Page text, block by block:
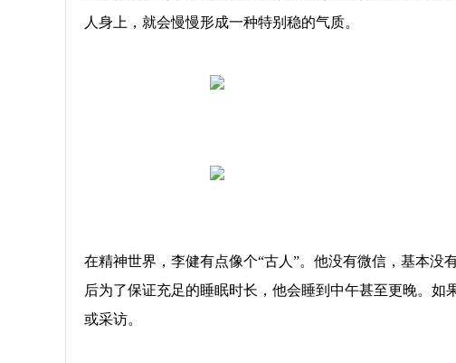
人身上，就会慢慢形成一种特别稳的气质。
在精神世界，李健有点像个“古人”。他没有微信，基本没
后为了保证充足的睡眠时长，他会睡到中午甚至更晚。
或采访。